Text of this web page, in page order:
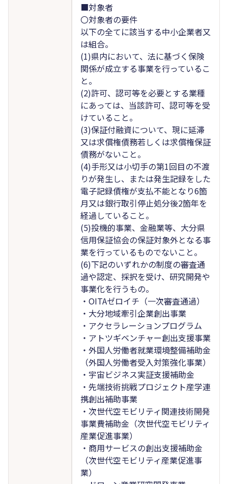
■対象者
〇対象者の要件
以下の全てに該当する中小企業者又
は組合。
(1)県内において、法に基づく保険
関係が成立する事業を行っているこ
と。
(2)許可、認可等を必要とする業種
にあっては、当該許可、認可等を受
けていること。
(3)保証付融資について、現に延滞
又は求償権債務若しくは求償権保証
債務がないこと。
(4)手形又は小切手の第1回目の不渡
りが発生し、または発生記録をした
電子記録債権が支払不能となり6箇
月又は銀行取引停止処分後2箇年を
経過していること。
(5)投機的事業、金融業等、大分県
信用保証協会の保証対象外となる事
業を行っているものでないこと。
(6)下記のいずれかの制度の審査通
過や認定、採択を受け、研究開発や
事業化を行うもの。
・OITAゼロイチ（一次審査通過）
・大分地域牽引企業創出事業
・アクセラレーションプログラム
・アトツギベンチャー創出支援事業
・外国人労働者就業環境整備補助金
（外国人労働者受入対策強化事業）
・宇宙ビジネス実証支援補助金
・先端技術挑戦プロジェクト産学連
携創出補助事業
・次世代空モビリティ関連技術開発
事業費補助金（次世代空モビリティ
産業促進事業）
・商用サービスの創出支援補助金
（次世代空モビリティ産業促進事
業）